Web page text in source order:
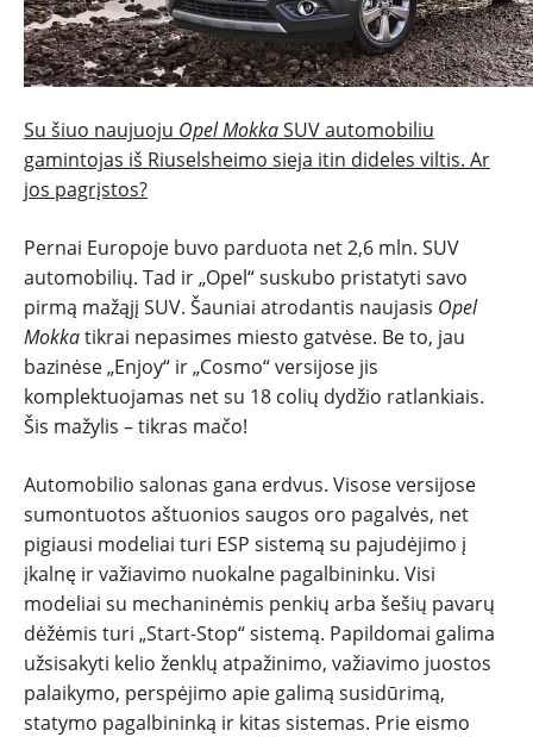
NAUJI
NAUDOTI
REPORTAŽAI
SPORTAS
PATARIMAI
ĮVAIRENYBĖS
Su šiuo naujuoju Opel MokkaSUV automobiliu
gamintojas iš Riuselsheimo sieja itin dideles viltis. Ar
jos pagrįstos?
Pernai Europoje buvo parduota net 2,6 mln. SUV
automobilių. Tad ir „Opel“ suskubo pristatyti savo
pirmą mažąjį SUV. Šauniai atrodantis naujasis Opel
Mokkatikrai nepasimes miesto gatvėse. Be to, jau
bazinėse „Enjoy“ ir „Cosmo“ versijose jis
komplektuojamas net su 18 colių dydžio ratlankiais.
Šis mažylis – tikras mačo!
Automobilio salonas gana erdvus. Visose versijose
sumontuotos aštuonios saugos oro pagalvės, net
pigiausi modeliai turi ESP sistemą su pajudėjimo į
įkalnę ir važiavimo nuokalne pagalbininku. Visi
modeliai su mechaninėmis penkių arba šešių pavarų
dėžėmis turi „Start-Stop“ sistemą. Papildomai galima
užsisakyti kelio ženklų atpažinimo, važiavimo juostos
palaikymo, perspėjimo apie galimą susidūrimą,
statymo pagalbininką ir kitas sistemas. Prie eismo